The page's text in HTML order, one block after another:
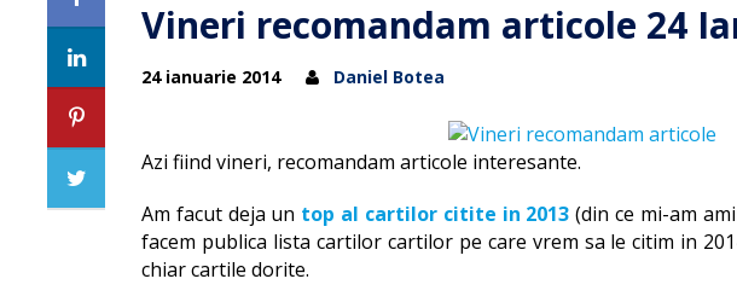
Vineri recomandam articole 24
24 ianuarie 2014 Daniel Botea
Azi fiind vineri, recomandam articole interesante.
Am facut deja un top al cartilor citite in 2013 (din ce mi-am
facem publica lista cartilor cartilor pe care vrem sa le citim in
chiar cartile dorite.